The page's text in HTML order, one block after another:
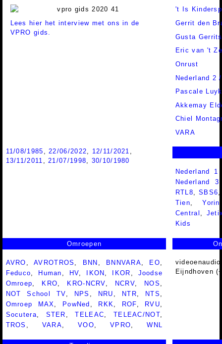
Lees hier het interview met ons in de
VPRO gids.
't Is
Gerrit den
Gusta
Eric van 't
Onrust
Nederland 2
Pascale
Akkemay
Chiel
VARA
11/08/1985 ,22/06/2022, 12/11/2021 ,
13/11/2011 ,21/07/1998, 30/10/1980
Nederland 1
Nederland
RTL8 ,SBS6
Tien ,Yorin
Central
Kids
Omroepen
AVRO ,AVROTROS , BNN , BNNVARA, EO,
Feduco, Human , HV, IKON , IKOR , Joodse
Omroep, KRO, KRO-NCRV, NCRV, NOS ,
NOT School TV, NPS , NRU , NTR, NTS ,
Omroep MAX, PowNed , RKK, ROF, RVU,
Socutera, STER ,TELEAC, TELEAC/NOT,
TROS , VARA,VOO,VPRO,WNL
Eijndhoven